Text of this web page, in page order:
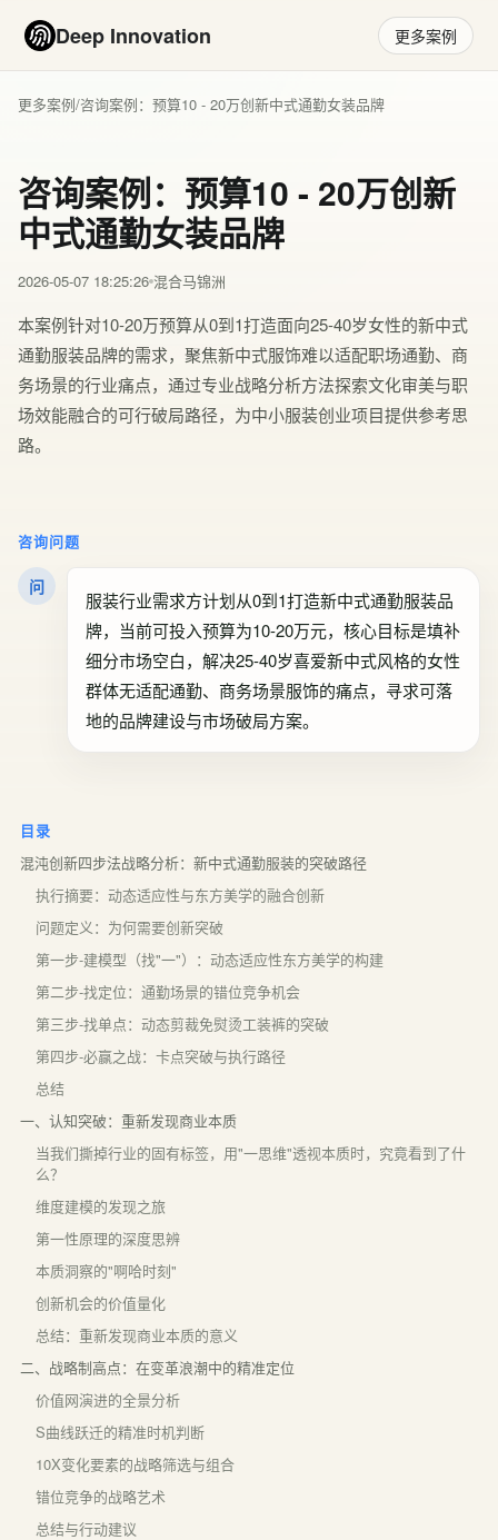
Deep Innovation 更多案例
更多案例/咨询案例：预算10 - 20万创新中式通勤女装品牌
咨询案例：预算10 - 20万创新
中式通勤女装品牌
2026-05-07 18:25:26 混合马锦洲
本案例针对10-20万预算从0到1打造面向25-40岁女性的新中式
通勤服装品牌的需求，聚焦新中式服饰难以适配职场通勤、商
务场景的行业痛点，通过专业战略分析方法探索文化审美与职
场效能融合的可行破局路径，为中小服装创业项目提供参考思
路。
咨询问题
问
服装行业需求方计划从0到1打造新中式通勤服装品
牌，当前可投入预算为10-20万元，核心目标是填补
细分市场空白，解决25-40岁喜爱新中式风格的女性
群体无适配通勤、商务场景服饰的痛点，寻求可落
地的品牌建设与市场破局方案。
目录
混沌创新四步法战略分析：新中式通勤服装的突破路径
执行摘要：动态适应性与东方美学的融合创新
问题定义：为何需要创新突破
第一步-建模型（找"一"）：动态适应性东方美学的构建
第二步-找定位：通勤场景的错位竞争机会
第三步-找单点：动态剪裁免熨烫工装裤的突破
第四步-必赢之战：卡点突破与执行路径
总结
一、认知突破：重新发现商业本质
当我们撕掉行业的固有标签，用"一思维"透视本质时，究竟看到了什
么？
维度建模的发现之旅
第一性原理的深度思辨
本质洞察的"啊哈时刻"
创新机会的价值量化
总结：重新发现商业本质的意义
二、战略制高点：在变革浪潮中的精准定位
价值网演进的全景分析
S曲线跃迁的精准时机判断
10X变化要素的战略筛选与组合
错位竞争的战略艺术
总结与行动建议